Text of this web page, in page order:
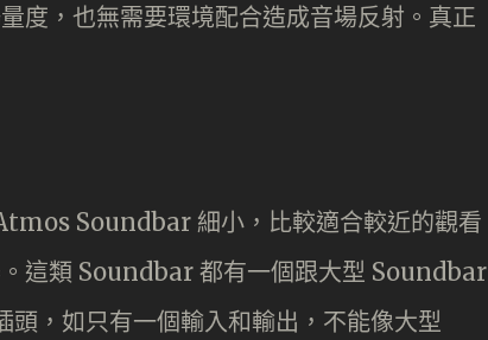
度，也無需要環境配合造成音場反射。真正
Soundbar 細小，比較適合較近的觀看
這類 Soundbar 都有一個跟大型 Soundbar
，如只有一個輸入和輸出，不能像大型